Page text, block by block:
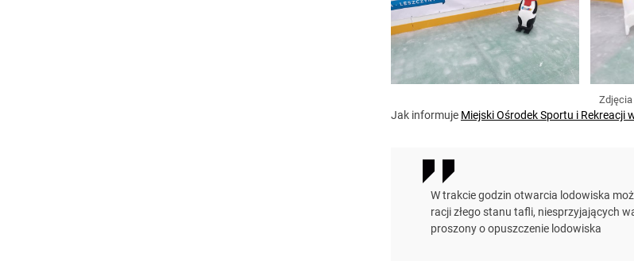
Zdjęcia
Jak informuje Miejski Ośrodek Sportu i Rekreacji
W trakcie godzin otwarcia lodowiska
racji złego stanu tafli, niesprzyjających
proszony o opuszczenie lodowiska